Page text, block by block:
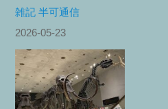
雑記 半可通信
2026-05-23